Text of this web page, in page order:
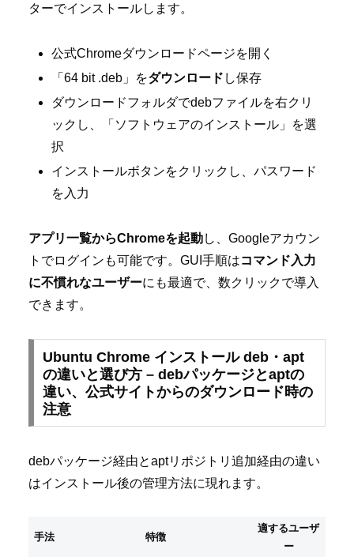
ターでインストールします。
公式Chromeダウンロードページを開く
「64 bit .deb」をダウンロード し保存
ダウンロードフォルダでdebファイルを右クリ
ックし、「ソフトウェアのインストール」を選
択
インストールボタンをクリックし、パスワード
を入力
アプリ一覧からChromeを起動し、Googleアカウン
トでログインも可能です。GUI手順はコマンド入力
に不慣れなユーザーにも最適で、数クリックで導入
できます。
Ubuntu Chrome インストール deb・apt
の違いと選び方 – debパッケージとaptの
違い、公式サイトからのダウンロード時の
注意
debパッケージ経由とaptリポジトリ追加経由の違い
はインストール後の管理方法に現れます。
手法 特徴
適するユーザ
ー